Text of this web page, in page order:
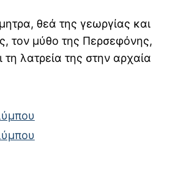
θεά της γεωργίας και
τον μύθο της Περσεφόνης,
λατρεία της στην αρχαία